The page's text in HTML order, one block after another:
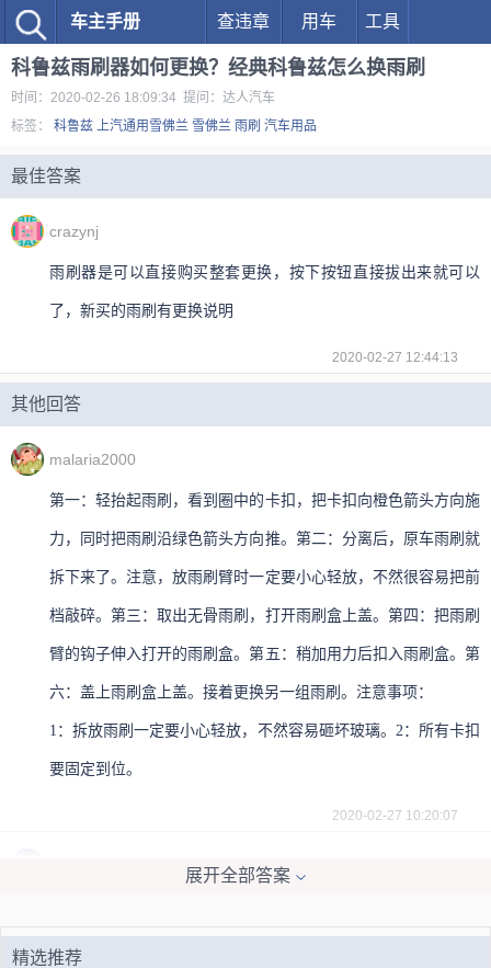
车主手册 查违章 用车 工具
科鲁兹雨刷器如何更换？经典科鲁兹怎么换雨刷
时间：2020-02-26 18:09:34 提问：达人汽车
标签： 科鲁兹 上汽通用雪佛兰 雪佛兰 雨刷 汽车用品
最佳答案
crazynj
雨刷器是可以直接购买整套更换，按下按钮直接拔出来就可以
了，新买的雨刷有更换说明
2020-02-27 12:44:13
其他回答
malaria2000
第一：轻抬起雨刷，看到圈中的卡扣，把卡扣向橙色箭头方向施
力，同时把雨刷沿绿色箭头方向推。第二：分离后，原车雨刷就
拆下来了。注意，放雨刷臂时一定要小心轻放，不然很容易把前
档敲碎。第三：取出无骨雨刷，打开雨刷盒上盖。第四：把雨刷
臂的钩子伸入打开的雨刷盒。第五：稍加用力后扣入雨刷盒。第
六：盖上雨刷盒上盖。接着更换另一组雨刷。注意事项：
1：拆放雨刷一定要小心轻放，不然容易砸坏玻璃。2：所有卡扣
要固定到位。
2020-02-27 10:20:07
箭头方向施力，同时把雨刷沿绿色箭头方向推。更详细可看，有
展开全部答案
精选推荐